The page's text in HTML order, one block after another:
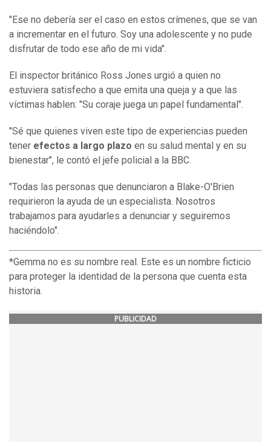
"Ese no debería ser el caso en estos crímenes, que se van
a incrementar en el futuro. Soy una adolescente y no pude
disfrutar de todo ese año de mi vida".
El inspector británico Ross Jones urgió a quien no
estuviera satisfecho a que emita una queja y a que las
víctimas hablen: "Su coraje juega un papel fundamental".
"Sé que quienes viven este tipo de experiencias pueden
tener efectos a largo plazo en su salud mental y en su
bienestar", le contó el jefe policial a la BBC.
"Todas las personas que denunciaron a Blake-O'Brien
requirieron la ayuda de un especialista. Nosotros
trabajamos para ayudarles a denunciar y seguiremos
haciéndolo".
*Gemma no es su nombre real. Este es un nombre ficticio
para proteger la identidad de la persona que cuenta esta
historia.
PUBLICIDAD